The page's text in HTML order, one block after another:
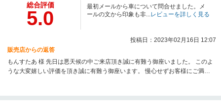
総合評価
5.0
最初メールから車について問合せました。メ
ールの文から印象も非...レビューを詳しく見る
投稿日：2023年02月16日 12:07
販売店からの返答
もんすたあ 様 先日は悪天候の中ご来店頂き誠に有難う御座いました。 このよ
うな大変嬉しい評価を頂き誠に有難う御座います。 慢心せずお客様にご満足
ご購入頂き誠に有難う御座いました。